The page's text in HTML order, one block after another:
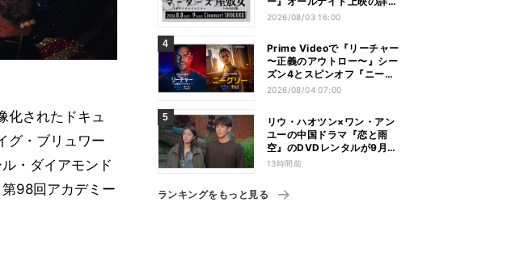
化されたドキュ
グ・ブリュワー
・ダイアモンド
98回アカデミー
が発表
2026/08/03 16:00
Prime Videoで『リーチャー
〜正義のアウトロー〜』シー
ズン4とスピンオフ『ニーグ
リー』の配信が決定
2026/08/04 07:00
リウ・ハオツン×ワン・アン
ユーの中国ドラマ『恋と雨
空』のDVDレンタルが9月2
日より開始
13時間前
ランキングをもっと見る